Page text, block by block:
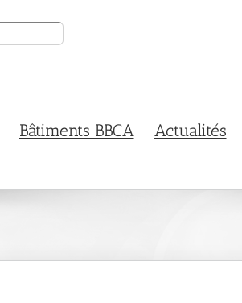
Bâtiments BBCA Actualités